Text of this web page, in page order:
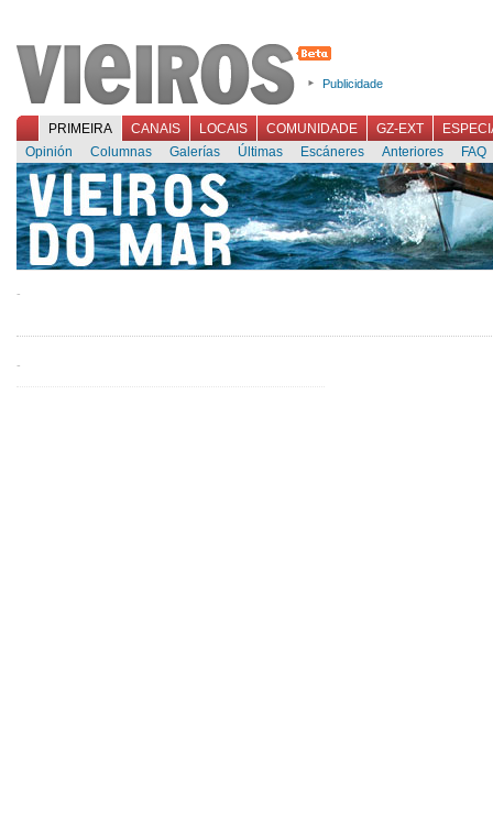
Publicidade
PRIMEIRA CANAIS LOCAIS COMUNIDADE GZ-EXT
Opinión
Columnas Galerías Últimas Escáneres Anteriores FAQ
-
-